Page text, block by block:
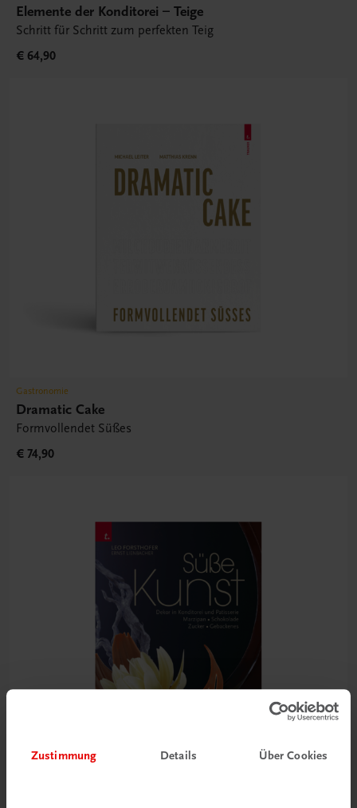
Zustimmung Details Über Cookies
Elemente der Konditorei – Teige
Schritt für Schritt zum perfekten Teig
€ 64,90
Gastronomie
Dramatic Cake
Formvollendet Süßes
€ 74,90